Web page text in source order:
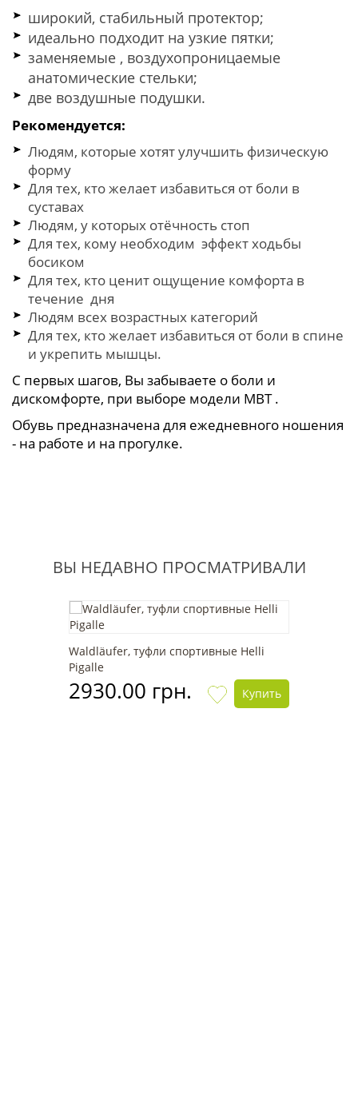
широкий, стабильный протектор;
идеально подходит на узкие пятки;
заменяемые , воздухопроницаемые
анатомические стельки;
две воздушные подушки.
Рекомендуется:
Людям, которые хотят улучшить физическую
форму
Для тех, кто желает избавиться от боли в
суставах
Людям, у которых отёчность стоп
Для тех, кому необходим эффект ходьбы
босиком
Для тех, кто ценит ощущение комфорта в
течение дня
Людям всех возрастных категорий
Для тех, кто желает избавиться от боли в спине
и укрепить мышцы.
С первых шагов, Вы забываете о боли и
дискомфорте, при выборе модели МВТ .
Обувь предназначена для ежедневного ношения
- на работе и на прогулке.
ВЫ НЕДАВНО ПРОСМАТРИВАЛИ
Waldläufer, туфли спортивные Helli
Pigalle
2930.00 грн. Купить